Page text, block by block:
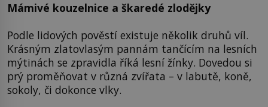
Mámivé kouzelnice a škaredé zlodějky
Podle lidových pověstí existuje několik druhů víl.
Krásným zlatovlasým pannám tančícím na lesních
mýtinách se zpravidla říká lesní žínky. Dovedou si
prý proměňovat v různá zvířata – v labutě, koně,
sokoly, či dokonce vlky.